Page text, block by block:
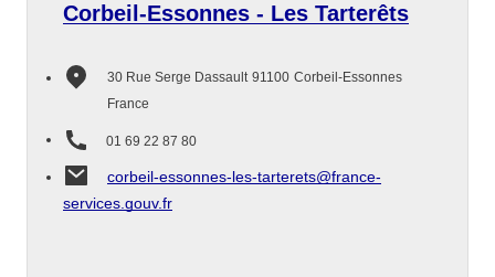
Corbeil-Essonnes - Les Tarterêts
30 Rue Serge Dassault 91100 Corbeil-Essonnes
France
01 69 22 87 80
corbeil-essonnes-les-tarterets@france-
services.gouv.fr